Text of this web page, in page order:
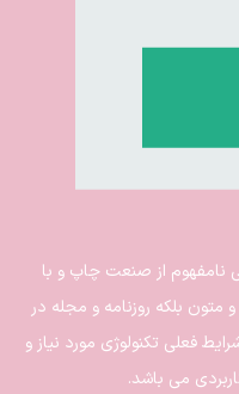
نامفهوم از صنعت چاپ و با
متون بلکه روزنامه و مجله در
فعلی تکنولوژی مورد نیاز و
می باشد.